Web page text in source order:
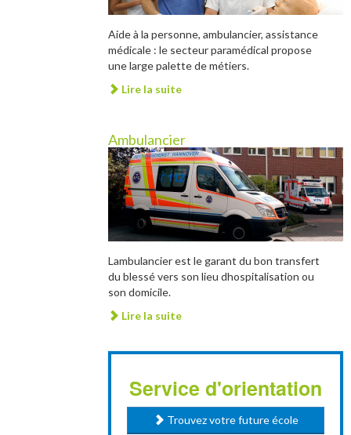
Aide à la personne, ambulancier, assistance
médicale : le secteur paramédical propose
une large palette de métiers.
Lire la suite
Ambulancier
Lambulancier est le garant du bon transfert
du blessé vers son lieu dhospitalisation ou
son domicile.
Lire la suite
Service d'orientation
Trouvez votre future école